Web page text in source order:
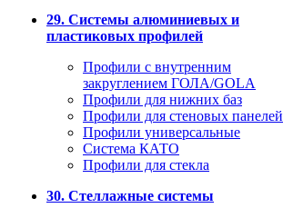
29. Системы алюминиевых и
пластиковых профилей
Профили с внутренним
закруглением ГОЛА/GOLA
Профили для нижних баз
Профили для стеновых панелей
Профили универсальные
Система КАТО
Профили для стекла
30. Стеллажные системы